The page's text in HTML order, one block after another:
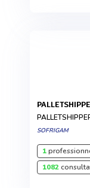
SOFRIGAM
1
1082